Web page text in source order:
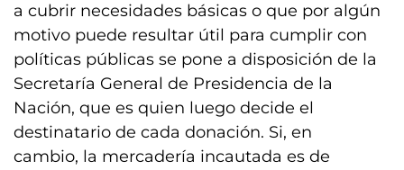
a cubrir necesidades básicas o que por algún
motivo puede resultar útil para cumplir con
políticas públicas se pone a disposición de la
Secretaría General de Presidencia de la
Nación, que es quien luego decide el
destinatario de cada donación. Si, en
cambio, la mercadería incautada es de